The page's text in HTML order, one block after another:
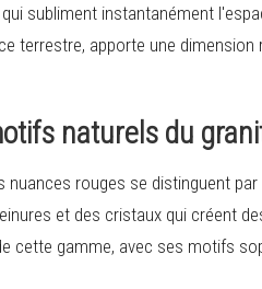
subliment instantanément
terrestre, apporte une
naturels du
rouges se distinguent
et des cristaux qui créent
cette gamme, avec ses motifs